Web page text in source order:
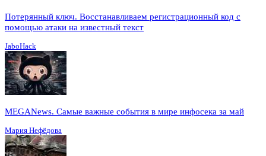
Потерянный ключ. Восстанавливаем регистрационный код с
помощью атаки на известный текст
JaboHack
MEGANews. Cамые важные события в мире инфосека за май
Мария Нефёдова